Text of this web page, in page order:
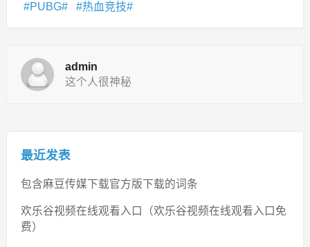
PUBG 热血竞技
admin
这个人很神秘
最近发表
包含麻豆传媒下载官方版下载的词条
欢乐谷视频在线观看入口（欢乐谷视频在线观看入口免
费）